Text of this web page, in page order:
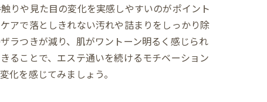
りや見た目の変化を実感しやすいのがポイント
アで落としきれない汚れや詰まりをしっかり除
ラつきが減り、肌がワントーン明るく感じられ
ることで、エステ通いを続けるモチベーション
化を感じてみましょう。